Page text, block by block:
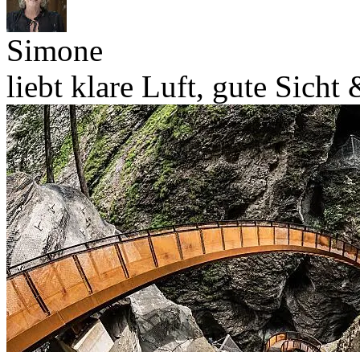
Simone
liebt klare Luft, gute Sicht